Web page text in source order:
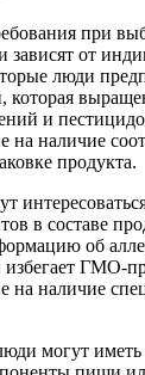
при
от
люди
которая
и
на наличие
продукта.
в составе
об
избегает ГМО-
на наличие
могут иметь